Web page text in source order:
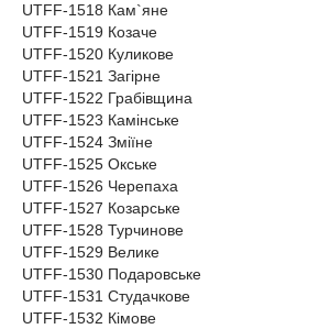
UTFF-1518 Кам`яне
UTFF-1519 Козаче
UTFF-1520 Куликове
UTFF-1521 Загірне
UTFF-1522 Грабівщина
UTFF-1523 Камінське
UTFF-1524 Зміїне
UTFF-1525 Окське
UTFF-1526 Черепаха
UTFF-1527 Козарське
UTFF-1528 Турчинове
UTFF-1529 Велике
UTFF-1530 Подаровське
UTFF-1531 Студачкове
UTFF-1532 Кімове